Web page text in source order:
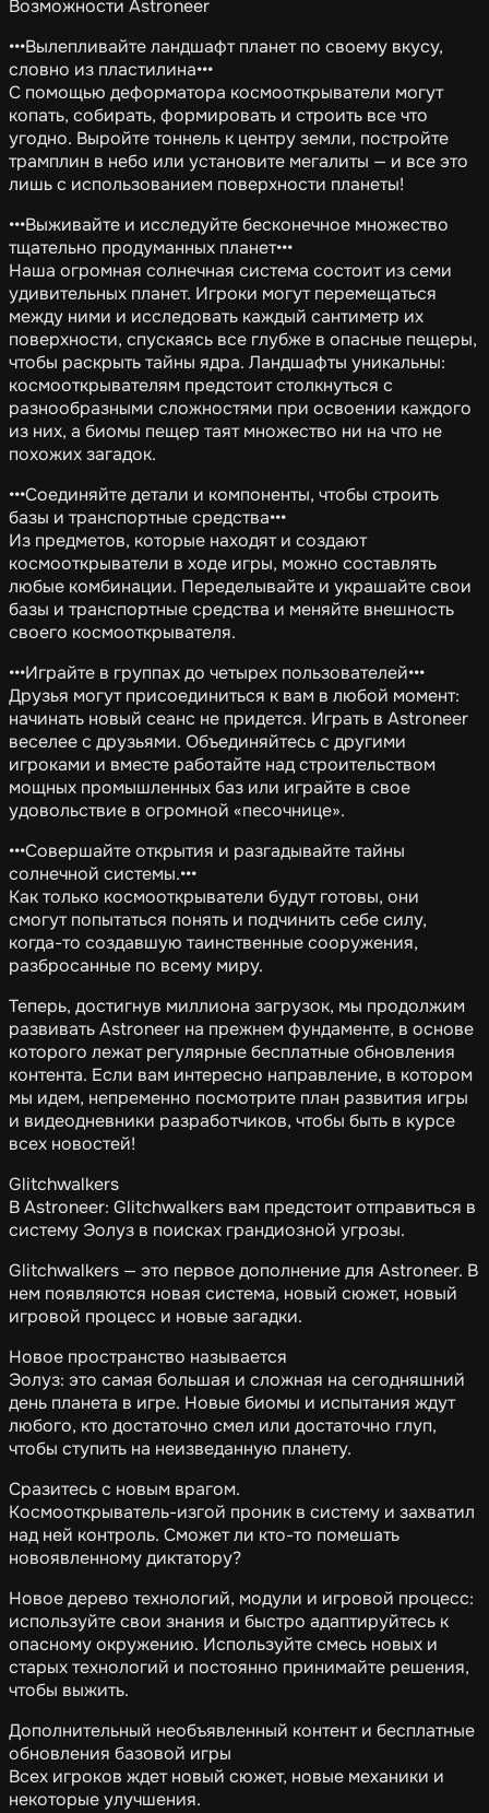
Возможности Astroneer
•••Вылепливайте ландшафт планет по своему вкусу,
словно из пластилина•••
С помощью деформатора космооткрыватели могут
копать, собирать, формировать и строить все что
угодно. Выройте тоннель к центру земли, постройте
трамплин в небо или установите мегалиты — и все это
лишь с использованием поверхности планеты!
•••Выживайте и исследуйте бесконечное множество
тщательно продуманных планет•••
Наша огромная солнечная система состоит из семи
удивительных планет. Игроки могут перемещаться
между ними и исследовать каждый сантиметр их
поверхности, спускаясь все глубже в опасные пещеры,
чтобы раскрыть тайны ядра. Ландшафты уникальны:
космооткрывателям предстоит столкнуться с
разнообразными сложностями при освоении каждого
из них, а биомы пещер таят множество ни на что не
похожих загадок.
•••Соединяйте детали и компоненты, чтобы строить
базы и транспортные средства•••
Из предметов, которые находят и создают
космооткрыватели в ходе игры, можно составлять
любые комбинации. Переделывайте и украшайте свои
базы и транспортные средства и меняйте внешность
своего космооткрывателя.
•••Играйте в группах до четырех пользователей•••
Друзья могут присоединиться к вам в любой момент:
начинать новый сеанс не придется. Играть в Astroneer
веселее с друзьями. Объединяйтесь с другими
игроками и вместе работайте над строительством
мощных промышленных баз или играйте в свое
удовольствие в огромной «песочнице».
•••Совершайте открытия и разгадывайте тайны
солнечной системы.•••
Как только космооткрыватели будут готовы, они
смогут попытаться понять и подчинить себе силу,
когда-то создавшую таинственные сооружения,
разбросанные по всему миру.
Теперь, достигнув миллиона загрузок, мы продолжим
развивать Astroneer на прежнем фундаменте, в основе
которого лежат регулярные бесплатные обновления
контента. Если вам интересно направление, в котором
мы идем, непременно посмотрите план развития игры
и видеодневники разработчиков, чтобы быть в курсе
всех новостей!
Glitchwalkers
В Astroneer: Glitchwalkers вам предстоит отправиться в
систему Эолуз в поисках грандиозной угрозы.
Glitchwalkers — это первое дополнение для Astroneer. В
нем появляются новая система, новый сюжет, новый
игровой процесс и новые загадки.
Новое пространство называется
Эолуз: это самая большая и сложная на сегодняшний
день планета в игре. Новые биомы и испытания ждут
любого, кто достаточно смел или достаточно глуп,
чтобы ступить на неизведанную планету.
Сразитесь с новым врагом.
Космооткрыватель-изгой проник в систему и захватил
над ней контроль. Сможет ли кто-то помешать
новоявленному диктатору?
Новое дерево технологий, модули и игровой процесс:
используйте свои знания и быстро адаптируйтесь к
опасному окружению. Используйте смесь новых и
старых технологий и постоянно принимайте решения,
чтобы выжить.
Дополнительный необъявленный контент и бесплатные
обновления базовой игры
Всех игроков ждет новый сюжет, новые механики и
некоторые улучшения.